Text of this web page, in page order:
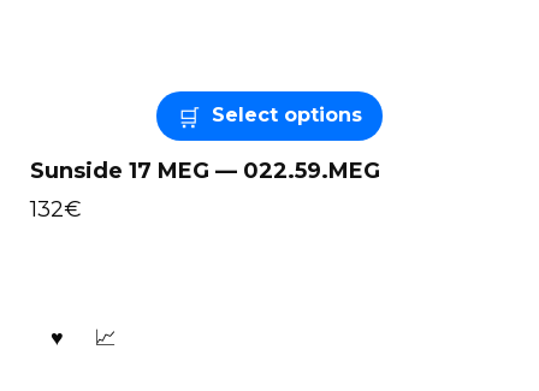
Select options
Sunside 17 MEG — 022.59.MEG
132€